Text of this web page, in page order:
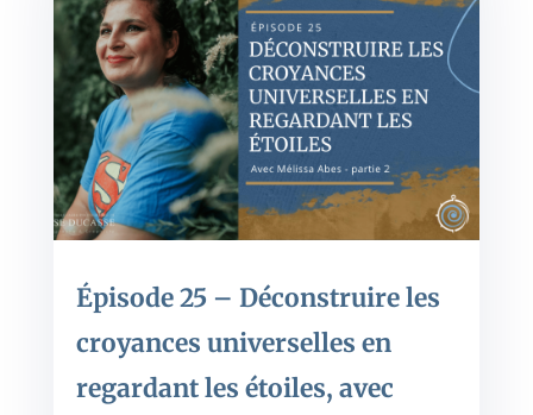
Épisode 25 – Déconstruire les
croyances universelles en
regardant les étoiles, avec